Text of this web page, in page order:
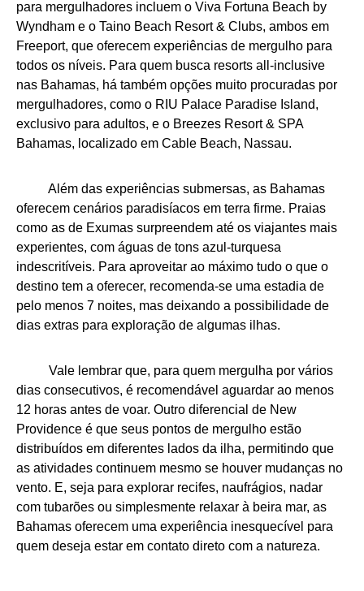
para mergulhadores incluem o Viva Fortuna Beach by
Wyndham e o Taino Beach Resort & Clubs, ambos em
Freeport, que oferecem experiências de mergulho para
todos os níveis. Para quem busca resorts all-inclusive
nas Bahamas, há também opções muito procuradas por
mergulhadores, como o RIU Palace Paradise Island,
exclusivo para adultos, e o Breezes Resort & SPA
Bahamas, localizado em Cable Beach, Nassau.
Além das experiências submersas, as Bahamas
oferecem cenários paradisíacos em terra firme. Praias
como as de Exumas surpreendem até os viajantes mais
experientes, com águas de tons azul-turquesa
indescritíveis. Para aproveitar ao máximo tudo o que o
destino tem a oferecer, recomenda-se uma estadia de
pelo menos 7 noites, mas deixando a possibilidade de
dias extras para exploração de algumas ilhas.
Vale lembrar que, para quem mergulha por vários
dias consecutivos, é recomendável aguardar ao menos
12 horas antes de voar. Outro diferencial de New
Providence é que seus pontos de mergulho estão
distribuídos em diferentes lados da ilha, permitindo que
as atividades continuem mesmo se houver mudanças no
vento. E, seja para explorar recifes, naufrágios, nadar
com tubarões ou simplesmente relaxar à beira mar, as
Bahamas oferecem uma experiência inesquecível para
quem deseja estar em contato direto com a natureza.